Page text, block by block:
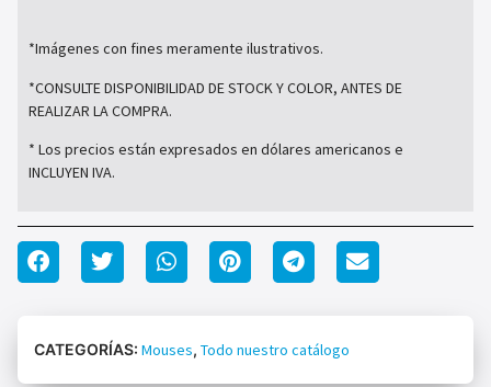
*Imágenes con fines meramente ilustrativos.
*CONSULTE DISPONIBILIDAD DE STOCK Y COLOR, ANTES DE
REALIZAR LA COMPRA.
* Los precios están expresados en dólares americanos e
INCLUYEN IVA.
CATEGORÍAS: Mouses, Todo nuestro catálogo